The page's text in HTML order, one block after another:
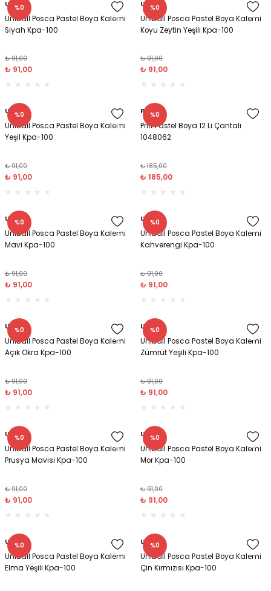
%0
Uniball
Uniball Posca Pastel Boya Kalemi
Siyah Kpa-100
₺ 91,00
₺ 91,00
%0
Uniball
Uniball Posca Pastel Boya Kalemi
Koyu Zeytin Yeşili Kpa-100
₺ 91,00
₺ 91,00
%0
Uniball
Uniball Posca Pastel Boya Kalemi
Yeşil Kpa-100
₺ 91,00
₺ 91,00
%0
Pritt
Pritt Pastel Boya 12 Li Çantalı
1048062
₺ 185,00
₺ 185,00
%0
Uniball
Uniball Posca Pastel Boya Kalemi
Mavi Kpa-100
₺ 91,00
₺ 91,00
%0
Uniball
Uniball Posca Pastel Boya Kalemi
Kahverengi Kpa-100
₺ 91,00
₺ 91,00
%0
Uniball
Uniball Posca Pastel Boya Kalemi
Açık Okra Kpa-100
₺ 91,00
₺ 91,00
%0
Uniball
Uniball Posca Pastel Boya Kalemi
Zümrüt Yeşili Kpa-100
₺ 91,00
₺ 91,00
%0
Uniball
Uniball Posca Pastel Boya Kalemi
Prusya Mavisi Kpa-100
₺ 91,00
₺ 91,00
%0
Uniball
Uniball Posca Pastel Boya Kalemi
Mor Kpa-100
₺ 91,00
₺ 91,00
%0
Uniball
Uniball Posca Pastel Boya Kalemi
Elma Yeşili Kpa-100
%0
Uniball
Uniball Posca Pastel Boya Kalemi
Çin Kırmızısı Kpa-100
Tebeşir & Tebeşir Kelemleri
Tekstil Kalemleri
Tükenmez Kalemler